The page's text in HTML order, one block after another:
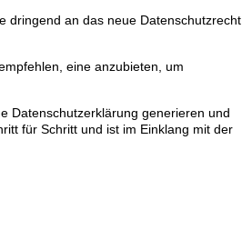
dringend an das neue Datenschutzrecht
eine anzubieten, um
Datenschutzerklärung generieren und
für Schritt und ist im Einklang mit der